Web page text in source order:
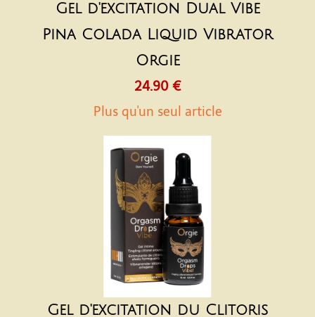
Gel d'excitation Dual Vibe
Pina Colada Liquid Vibrator
Orgie
24.90 €
Plus qu'un seul article
Gel d'excitation du Clitoris